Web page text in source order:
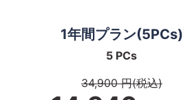
1年間プラン(5PCs)
5 PCs
34,900 円(税込)